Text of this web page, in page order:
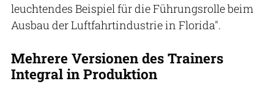
leuchtendes Beispiel für die Führungsrolle beim
Ausbau der Luftfahrtindustrie in Florida".
Mehrere Versionen des Trainers
Integral in Produktion